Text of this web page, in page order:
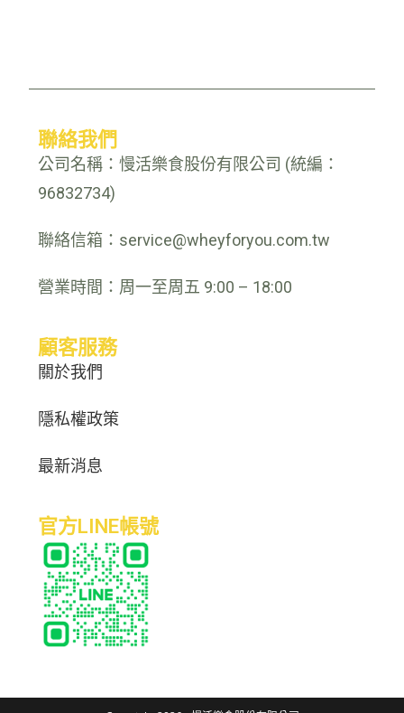
聯絡我們
公司名稱：慢活樂食股份有限公司 (統編：
96832734)
聯絡信箱：service@wheyforyou.com.tw
營業時間：周一至周五 9:00 – 18:00
顧客服務
關於我們
隱私權政策
最新消息
官方LINE帳號